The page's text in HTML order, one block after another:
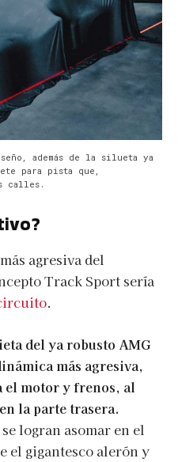
además de la silueta ya
para pista que,
calles.
agresiva del
Track Sport sería
.
del ya robusto AMG
más agresiva,
motor y frenos, al
la parte trasera.
logran asomar en el
el gigantesco alerón y